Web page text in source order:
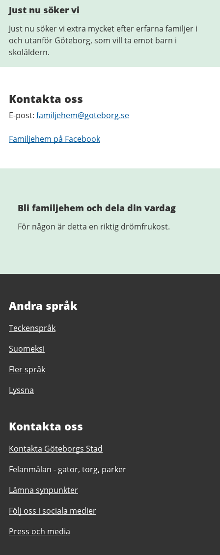
Just nu söker vi
Just nu söker vi extra mycket efter erfarna familjer i
och utanför Göteborg, som vill ta emot barn i
skolåldern.
Kontakta oss
E-post: familjehem@goteborg.se
Familjehem på Facebook
Bli familjehem och dela din vardag
För någon är detta en riktig drömfrukost.
Andra språk
Teckenspråk
Suomeksi
Fler språk
Lyssna
Kontakta oss
Kontakta Göteborgs Stad
Felanmälan - gator, torg, parker
Lämna synpunkter
Följ oss i sociala medier
Press och media